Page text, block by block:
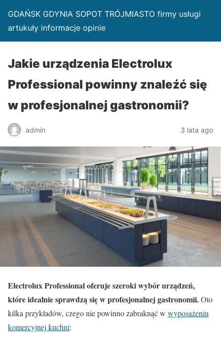
GDAŃSK GDYNIA SOPOT TRÓJMIASTO firmy usługi
artukuły informacje opinie
Jakie urządzenia Electrolux
Professional powinny znaleźć się
w profesjonalnej gastronomii?
admin 3 lata ago
Electrolux Professional oferuje szeroki wybór urządzeń,
które idealnie sprawdzą się w profesjonalnej gastronomii.Oto
kilka przykładów, czego nie powinno zabraknąć w wyposażeniu
komercyjnej kuchni: